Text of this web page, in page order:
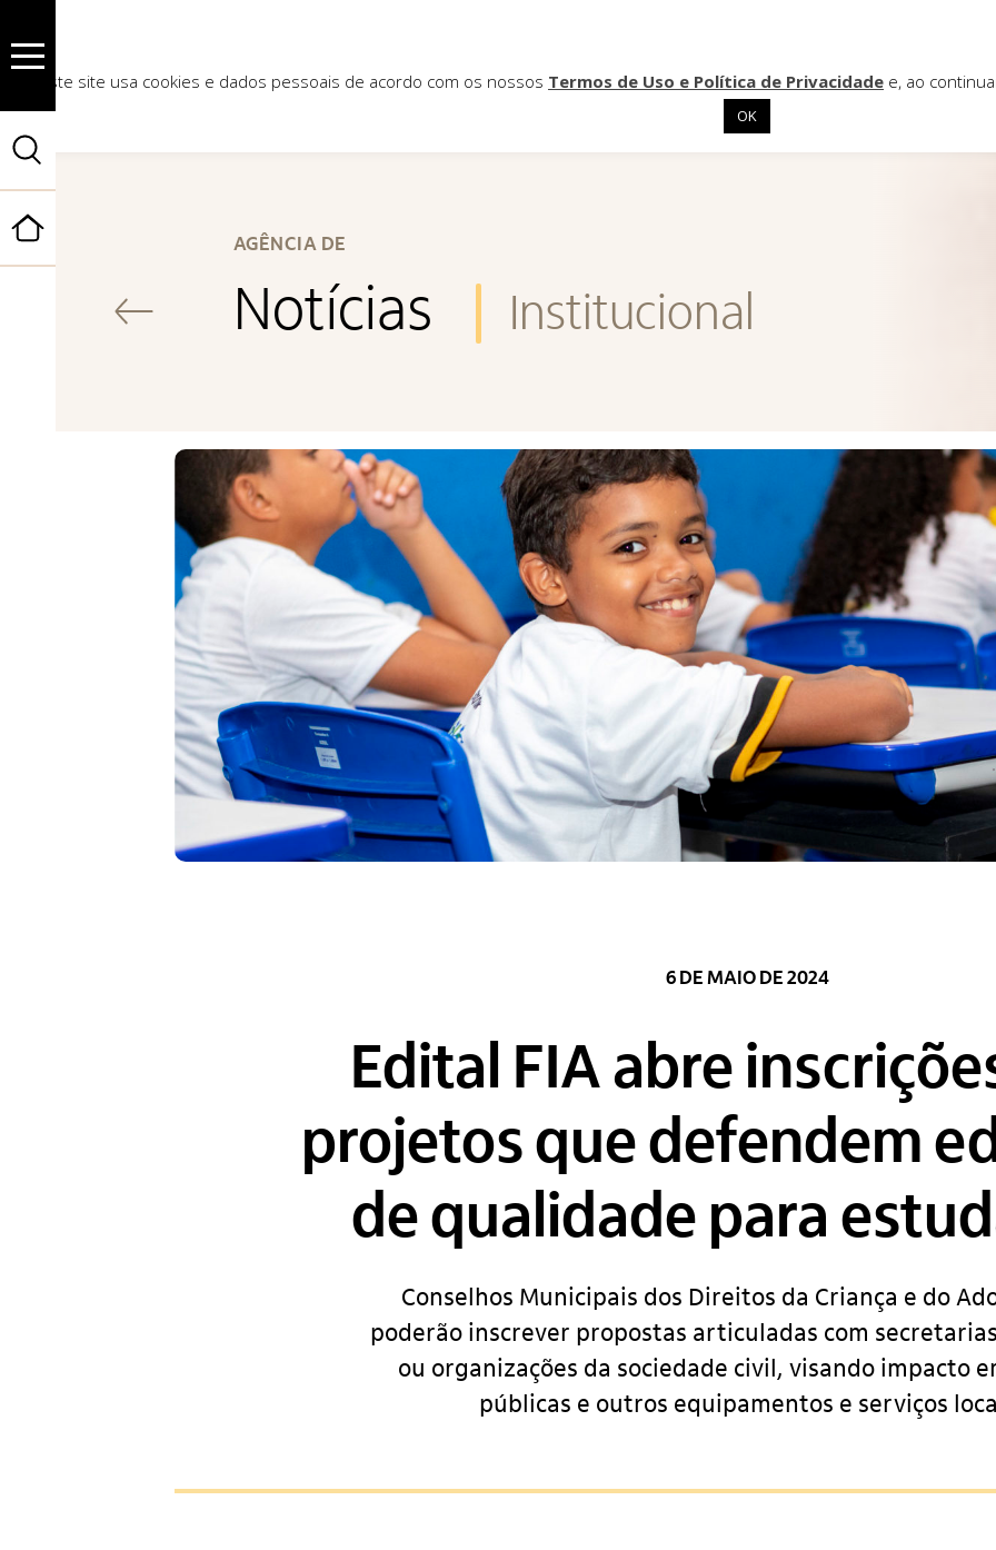
AGÊNCIA DE
Notícias Institucional
6 DE MAIO DE 2024
Edital FIA abre
projetos que defendem
de qualidade para
Conselhos Municipais dos Direitos da Criança e do
poderão inscrever propostas articuladas com
ou organizações da sociedade civil, visando impacto
públicas e outros equipamentos e serviços
Este site usa cookies e dados pessoais de acordo com os nossos Termos de Uso e Política de Privacidade e, ao
OK